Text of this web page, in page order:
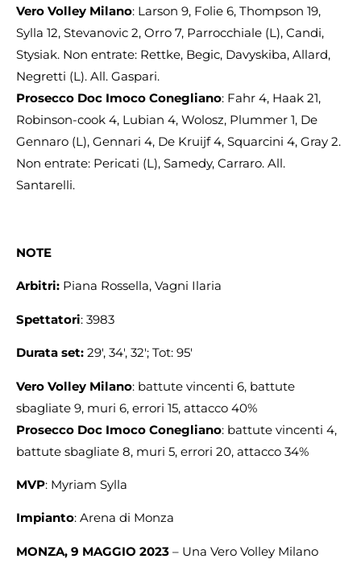
Vero Volley Milano: Larson 9, Folie 6, Thompson 19,
Sylla 12, Stevanovic 2, Orro 7, Parrocchiale (L), Candi,
Stysiak. Non entrate: Rettke, Begic, Davyskiba, Allard,
Negretti (L). All. Gaspari.
Prosecco Doc Imoco Conegliano: Fahr 4, Haak 21,
Robinson-cook 4, Lubian 4, Wolosz, Plummer 1, De
Gennaro (L), Gennari 4, De Kruijf 4, Squarcini 4, Gray 2.
Non entrate: Pericati (L), Samedy, Carraro. All.
Santarelli.
NOTE
Arbitri: Piana Rossella, Vagni Ilaria
Spettatori: 3983
Durata set: 29′, 34′, 32′; Tot: 95′
Vero Volley Milano: battute vincenti 6, battute
sbagliate 9, muri 6, errori 15, attacco 40%
Prosecco Doc Imoco Conegliano: battute vincenti 4,
battute sbagliate 8, muri 5, errori 20, attacco 34%
MVP: Myriam Sylla
Impianto: Arena di Monza
MONZA, 9 MAGGIO 2023 – Una Vero Volley Milano